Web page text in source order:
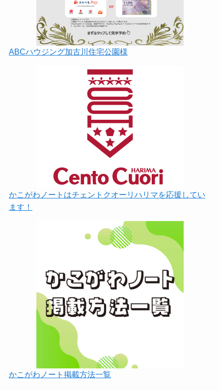
ABCハウジング加古川住宅公園様
かこがわノートはチェントクオーリハリマを応援してい
ます！
かこがわノート掲載方法一覧